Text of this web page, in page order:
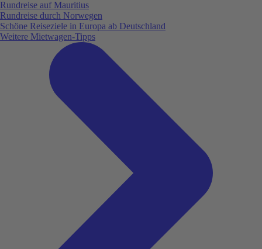
Rundreise auf Mauritius
Rundreise durch Norwegen
Schöne Reiseziele in Europa ab Deutschland
Weitere Mietwagen-Tipps